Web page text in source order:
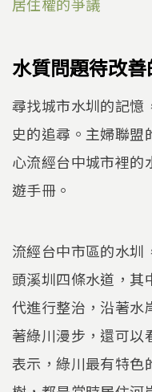
水質問題待改
尋找城市水圳的記憶
史的追尋。主婦聯盟
心流經台中城市裡的
遊手冊。
流經台中市區的水圳
頭溪圳四條水道，其
代進行整治，沿著水
著綠川漫步，還可以
表示，綠川最有特色